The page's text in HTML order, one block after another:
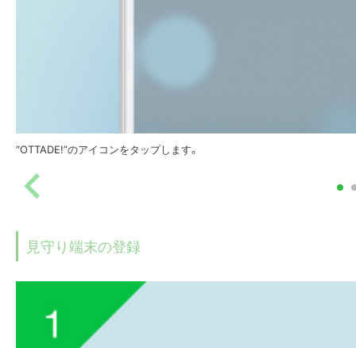
“OTTADE!”のアイコンをタップします。
見守り端末の登録